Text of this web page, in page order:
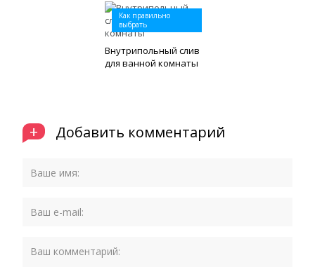
Как правильно
выбрать
Внутрипольный слив
для ванной комнаты
+ Добавить комментарий